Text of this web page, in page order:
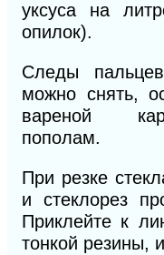
уксуса на
опилок).
Следы
можно снять,
вареной
пополам.
При резке
и стеклорез
Приклейте к
тонкой резины,